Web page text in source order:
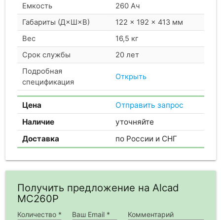
Емкость
260 Ач
Габариты (Д×Ш×В)
122 × 192 × 413 мм
Вес
16,5 кг
Срок службы
20 лет
Подробная
спецификация
Открыть
Цена
Отправить запрос
Наличие
уточняйте
Доставка
по России и СНГ
Получить предложение на Alcad
MC260P
Количество * Ваш Email * Комментарий